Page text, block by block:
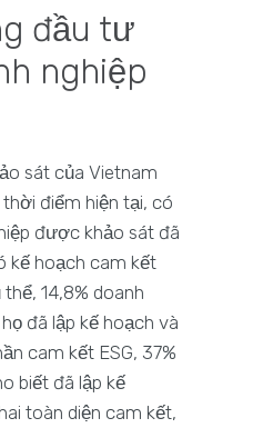
đầu tư
nghiệp
sát của Vietnam
điểm hiện tại, có
được khảo sát đã
kế hoạch cam kết
14,8% doanh
đã lập kế hoạch và
cam kết ESG, 37%
biết đã lập kế
toàn diện cam kết,